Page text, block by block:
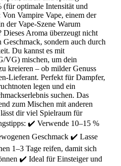
(für optimale Intensität und
Vampire Vape, einem der
der Vape-Szene Warum
Aroma überzeugt nicht
sondern auch durch
Du kannst es mit
VG) mischen, um dein
kreieren – ob milder Genuss
Lieferant. Perfekt für Dampfer,
legen und ein
suchen. Das
zum Mischen mit anderen
dir viel Spielraum für
✔️ Verwende 10–15 %
Geschmack ✔️ Lasse
1–3 Tage reifen, damit sich
✔️ Ideal für Einsteiger und